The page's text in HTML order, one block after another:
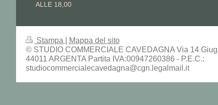
ALLE 18,00
Stampa
Mappa del sito
© STUDIO COMMERCIALE CAVEDAGNA Via 14
44011 ARGENTA Partita IVA:00947260386 - P.E.C.:
studiocommercialecavedagna@cgn.legalmail.it